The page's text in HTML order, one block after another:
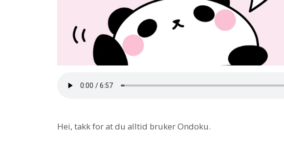
Hei, takk for at du alltid bruker Ondoku.